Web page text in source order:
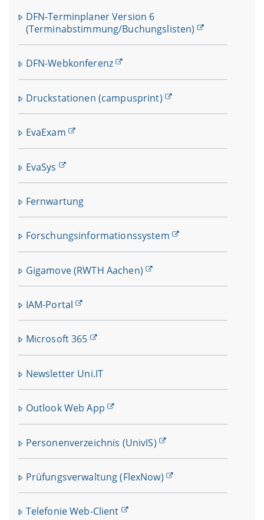
DFN-Terminplaner Version 6
(Terminabstimmung/Buchungslisten)
DFN-Webkonferenz
Druckstationen (campusprint)
EvaExam
EvaSys
Fernwartung
Forschungsinformationssystem
Gigamove (RWTH Aachen)
IAM-Portal
Microsoft 365
Newsletter Uni.IT
Outlook Web App
Personenverzeichnis (UnivIS)
Prüfungsverwaltung (FlexNow)
Telefonie Web-Client